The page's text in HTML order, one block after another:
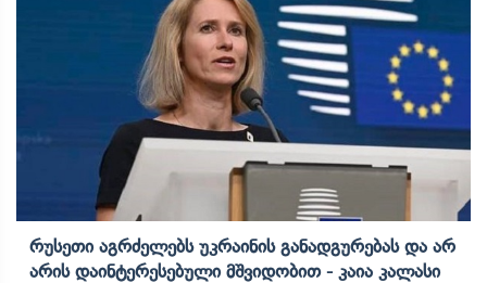
Რუსეთი Აგრძელებს Უკრაინის Განადგურებას Და Არ
Არის Დაინტერესებული Მშვიდობით - Კაია Კალასი